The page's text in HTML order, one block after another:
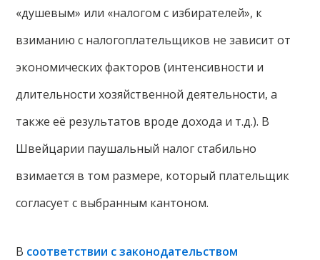
«душевым» или «налогом с избирателей», к
взиманию с налогоплательщиков не зависит от
экономических факторов (интенсивности и
длительности хозяйственной деятельности, а
также её результатов вроде дохода и т.д.). В
Швейцарии паушальный налог стабильно
взимается в том размере, который плательщик
согласует с выбранным кантоном.
В соответствии с законодательством